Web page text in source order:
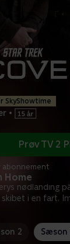
SkyShowtime
•
Home
nødlanding
i en fart.
Prøv TV 2
abonnement
2 Sæson